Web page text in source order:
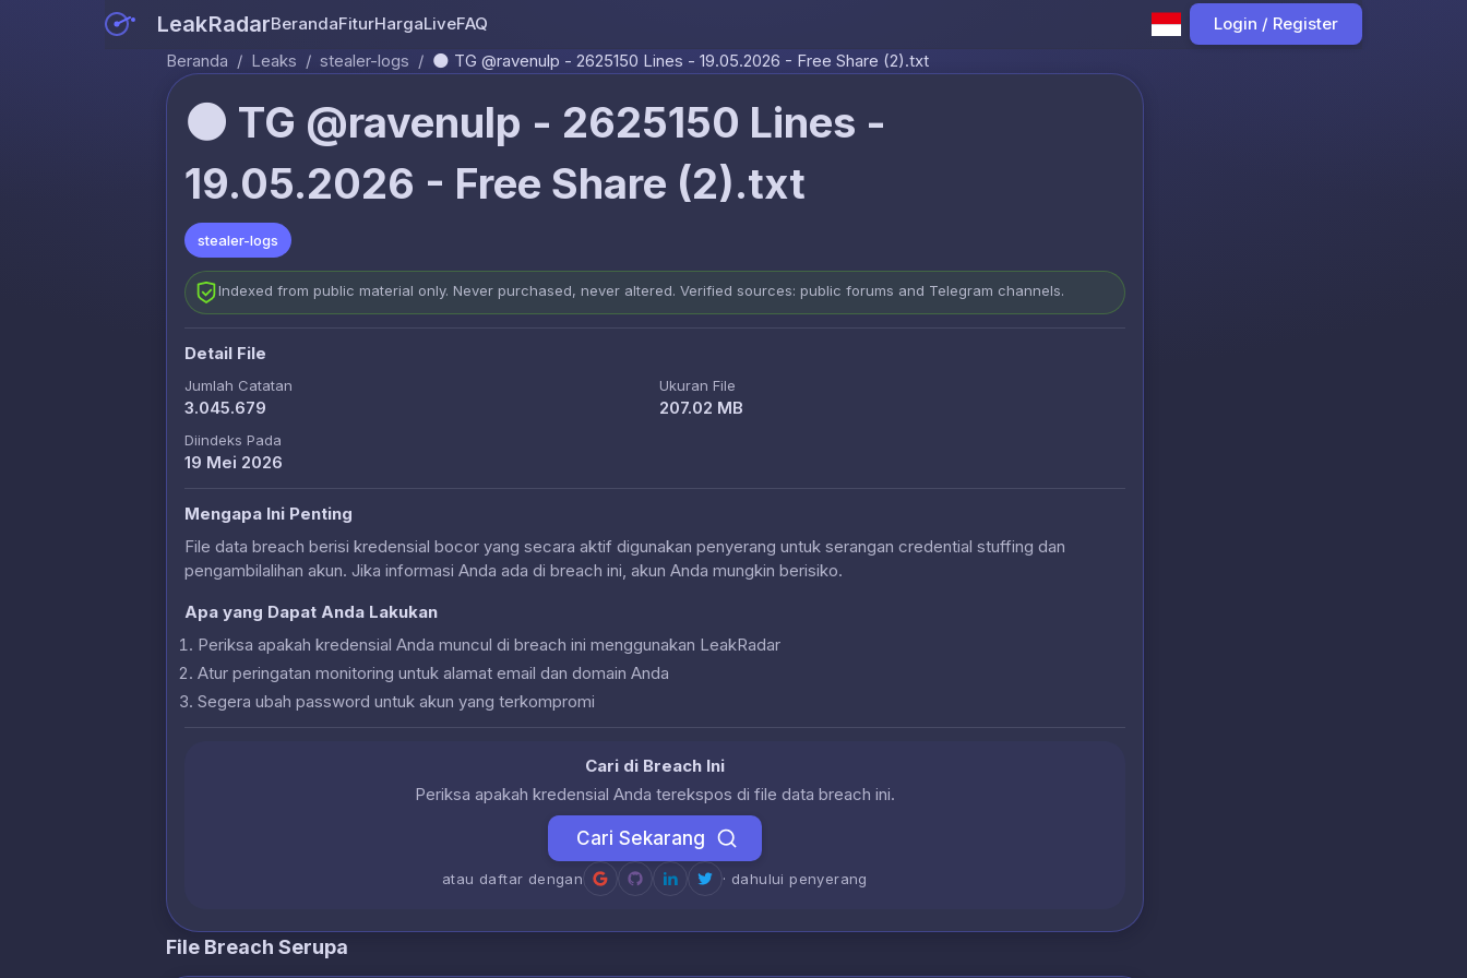
LeakRadarBerandaFiturHargaLiveFAQ
Login / Register
Beranda / Leaks / stealer-logs / 🌑 TG @ravenulp - 2625150 Lines - 19.05.2026 - Free Share (2).txt
🌑 TG @ravenulp - 2625150 Lines -
19.05.2026 - Free Share (2).txt
stealer-logs
Indexed from public material only. Never purchased, never altered. Verified sources: public forums and Telegram channels.
Detail File
Jumlah Catatan
3.045.679
Ukuran File
207.02 MB
Diindeks Pada
19 Mei 2026
Mengapa Ini Penting
File data breach berisi kredensial bocor yang secara aktif digunakan penyerang untuk serangan credential stuffing dan
pengambilalihan akun. Jika informasi Anda ada di breach ini, akun Anda mungkin berisiko.
Apa yang Dapat Anda Lakukan
Periksa apakah kredensial Anda muncul di breach ini menggunakan LeakRadar
Atur peringatan monitoring untuk alamat email dan domain Anda
Segera ubah password untuk akun yang terkompromi
Cari di Breach Ini
Periksa apakah kredensial Anda terekspos di file data breach ini.
Cari Sekarang
atau daftar dengan · dahului penyerang
File Breach Serupa